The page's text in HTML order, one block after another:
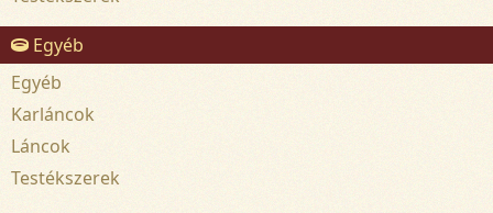
Egyéb
Egyéb
Karláncok
Láncok
Testékszerek